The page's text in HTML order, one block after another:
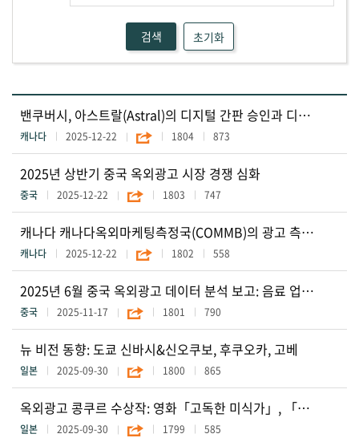
검색 초기화
밴쿠버시, 아스트랄(Astral)의 디지털 간판 승인과 디지털 간판용 정책 프레임워크 통과
캐나다 2025-12-22 1804 873
2025년 상반기 중국 옥외광고 시장 경쟁 심화
중국 2025-12-22 1803 747
캐나다 캐나다옥외마케팅측정국(COMMB)의 광고 측정 방법론
캐나다 2025-12-22 1802 558
2025년 6월 중국 옥외광고 데이터 분석 보고: 음료 업종 최대 광고비 투입, 엘리베이터 옥외광고 급성장
중국 2025-11-17 1801 790
뉴 비전 동향: 도쿄 신바시&신오쿠보, 후쿠오카, 고베
일본 2025-09-30 1800 865
옥외광고 콩쿠르 수상작: 영화「고독한 미식가」, 「AI 의태 비전」 외
일본 2025-09-30 1799 585